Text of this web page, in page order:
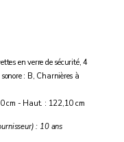
en verre de sécurité, 4
: B, Charnières à
cm - Haut. : 122,10 cm
: 10 ans